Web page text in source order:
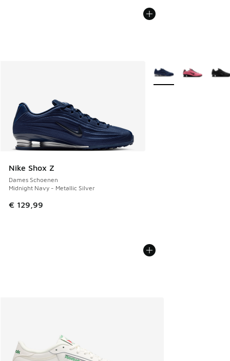
Nike Shox Z
Dames Schoenen
Midnight Navy - Metallic Silver
€ 129,99
Meer kleuren